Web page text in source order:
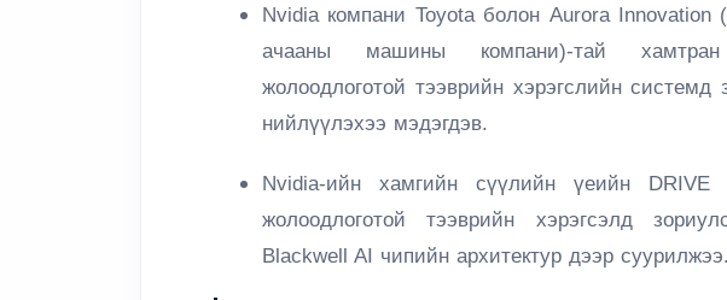
Nvidia компани Toyotaболон Aurora Innovation
ачааны машины компани)-тай
жолоодлоготой тээврийн хэрэгслийн системд
нийлүүлэхээ мэдэгдэв.
Nvidia-ийн хамгийн сүүлийн үеийн
жолоодлоготой тээврийн хэрэгсэлд
Blackwell AI чипийн архитектур дээр суурилжээ.